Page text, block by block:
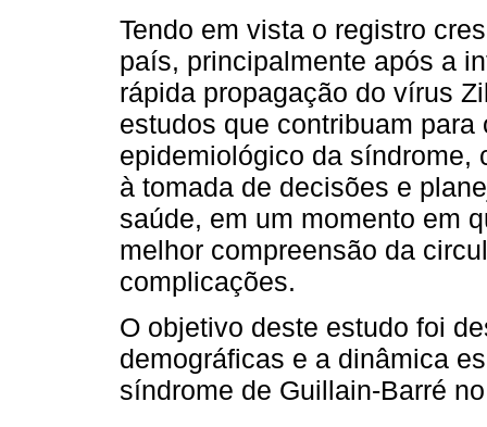
Tendo em vista o registro
país, principalmente após a
rápida propagação do vírus
estudos que contribuam
epidemiológico da síndrome,
à tomada de decisões e
saúde, em um momento em
melhor compreensão da
complicações.
O objetivo deste estudo foi
demográficas e a dinâmica
síndrome de Guillain-Barré